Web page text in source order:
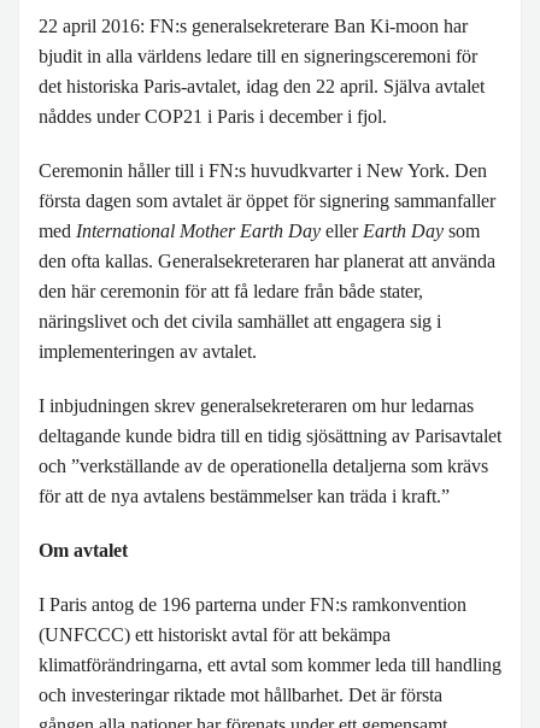
22 april 2016: FN:s generalsekreterare Ban Ki-moon har
bjudit in alla världens ledare till en signeringsceremoni för
det historiska Paris-avtalet, idag den 22 april. Själva avtalet
nåddes under COP21 i Paris i december i fjol.
Ceremonin håller till i FN:s huvudkvarter i New York. Den
första dagen som avtalet är öppet för signering sammanfaller
med International Mother Earth Day eller Earth Day som
den ofta kallas. Generalsekreteraren har planerat att använda
den här ceremonin för att få ledare från både stater,
näringslivet och det civila samhället att engagera sig i
implementeringen av avtalet.
I inbjudningen skrev generalsekreteraren om hur ledarnas
deltagande kunde bidra till en tidig sjösättning av Parisavtalet
och ”verkställande av de operationella detaljerna som krävs
för att de nya avtalens bestämmelser kan träda i kraft.”
Om avtalet
I Paris antog de 196 parterna under FN:s ramkonvention
(UNFCCC) ett historiskt avtal för att bekämpa
klimatförändringarna, ett avtal som kommer leda till handling
och investeringar riktade mot hållbarhet. Det är första